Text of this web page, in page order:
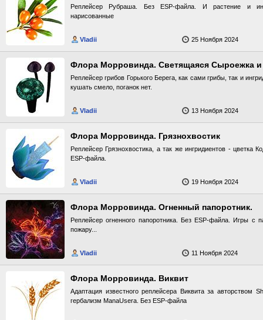
Реплейсер Рубраша. Без ESP-файла. И растение и
нарисованные
Vladii 25 Ноября 2024
Флора Морровинда. Светящаяся Сыроежка
Реплейсер грибов Горького Берега, как сами грибы, так и
кушать смело, поганок нет.
Vladii 13 Ноября 2024
Флора Морровинда. Грязнохвостик
Реплейсер Грязнохвостика, а так же ингридиентов - цветка
ESP-файла.
Vladii 19 Ноября 2024
Флора Морровинда. Огненный папоротник.
Реплейсер огненного папоротника. Без ESP-файла. Игры с
пожару...
Vladii 11 Ноября 2024
Флора Морровинда. Виквит
Адаптация известного реплейсера Виквита за авторством
гербализм ManaUserа. Без ESP-файла